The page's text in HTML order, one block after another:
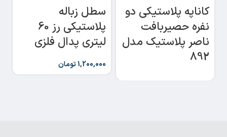
کاناپه پلاستیکی دو
نفره حصیربافت
ناصر پلاستیک مدل
892
سطل زباله
پلاستیکی رز 60
لیتری پدال فلزی
1,200,000تومان